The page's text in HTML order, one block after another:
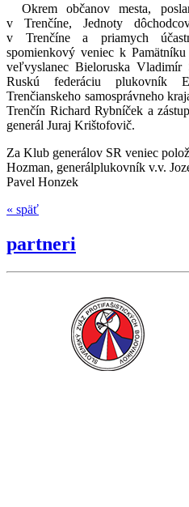
Okrem občanov mesta,
v Trenčíne, Jednoty
v Trenčíne a priamych
spomienkový veniec k
veľvyslanec Bieloruska Vladimír
Ruskú federáciu plukovník
Trenčianskeho samosprávneho
Trenčín Richard Rybníček a
generál Juraj Krištofovič.
Za Klub generálov SR veniec
Hozman, generálplukovník v.v.
Pavel Honzek
« späť
partneri